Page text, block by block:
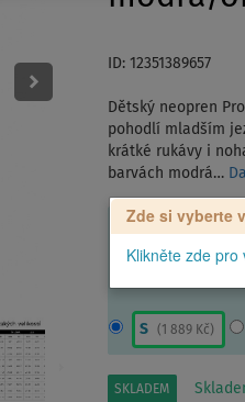
ID: 12351389657
Dětský neopren
pohodlí mladším
krátké rukávy i
barvách modrá…
Zde si vyberte
Klikněte zde
S ( 1 889 Kč)
SKLADEM